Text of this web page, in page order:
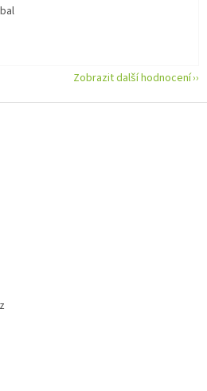
Zobrazit další hodnocení